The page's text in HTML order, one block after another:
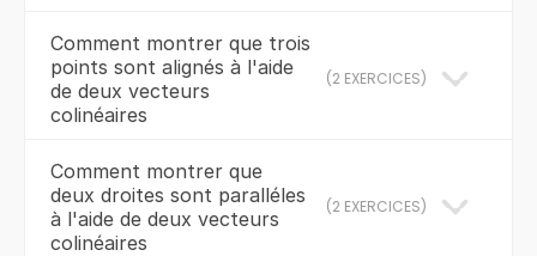
Comment montrer que trois
points sont alignés à l'aide
de deux vecteurs
colinéaires
(2 EXERCICES)
Comment montrer que
deux droites sont paralléles
à l'aide de deux vecteurs
colinéaires
(2 EXERCICES)